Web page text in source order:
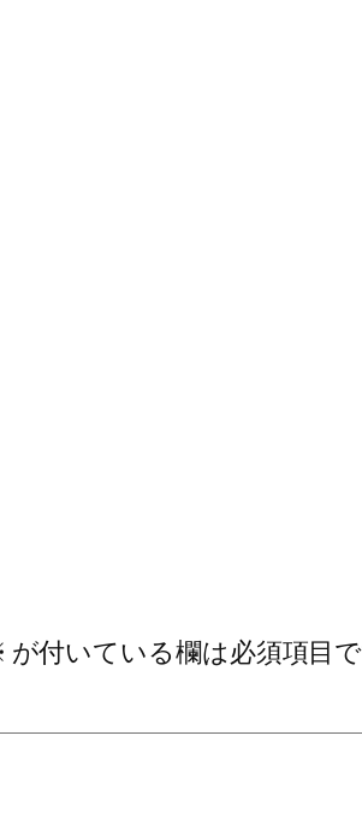
が付いている欄は必須項目